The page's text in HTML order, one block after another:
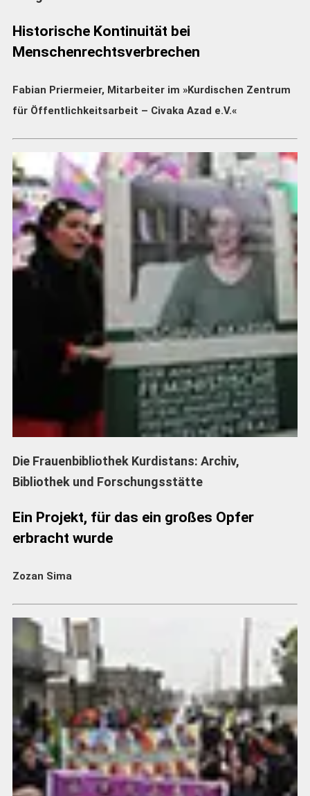
Historische Kontinuität bei
Menschenrechtsverbrechen
Fabian Priermeier, Mitarbeiter im »Kurdischen Zentrum
für Öffentlichkeitsarbeit – Civaka Azad e.V.«
Die Frauenbibliothek Kurdistans: Archiv,
Bibliothek und Forschungsstätte
Ein Projekt, für das ein großes Opfer
erbracht wurde
Zozan Sima